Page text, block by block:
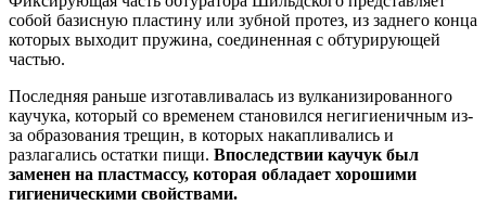
собой базисную пластину или зубной протез, из заднего конца
которых выходит пружина, соединенная с обтурирующей
частью.
Последняя раньше изготавливалась из вулканизированного
каучука, который со временем становился негигиеничным из-
за образования трещин, в которых накапливались и
разлагались остатки пищи. Впоследствии каучук был
заменен на пластмассу, которая обладает хорошими
гигиеническими свойствами.